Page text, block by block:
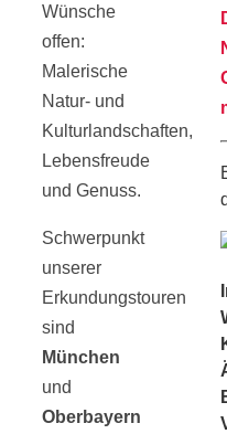
Wünsche
offen:
Malerische
Natur- und
Kulturlandschaften,
Lebensfreude
und Genuss.
Schwerpunkt
unserer
Erkundungstouren
sind
München
und
Oberbayern